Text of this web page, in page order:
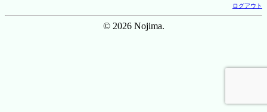
ログアウト
© 2026 Nojima.